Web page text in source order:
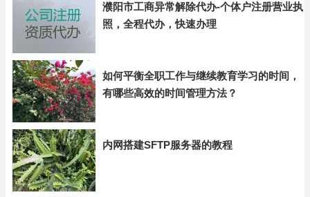
濮阳市工商异常解除代办-个体户注册营业执
照，全程代办，快速办理
如何平衡全职工作与继续教育学习的时间，
有哪些高效的时间管理方法？
内网搭建SFTP服务器的教程